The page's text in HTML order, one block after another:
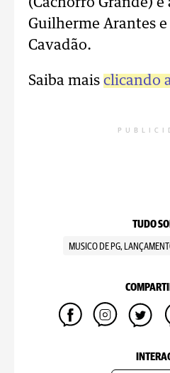
(Cachorro Grande)
Guilherme Arantes
Cavadão.
Saiba mais clicando
TUDO
MUSICO DE PG,